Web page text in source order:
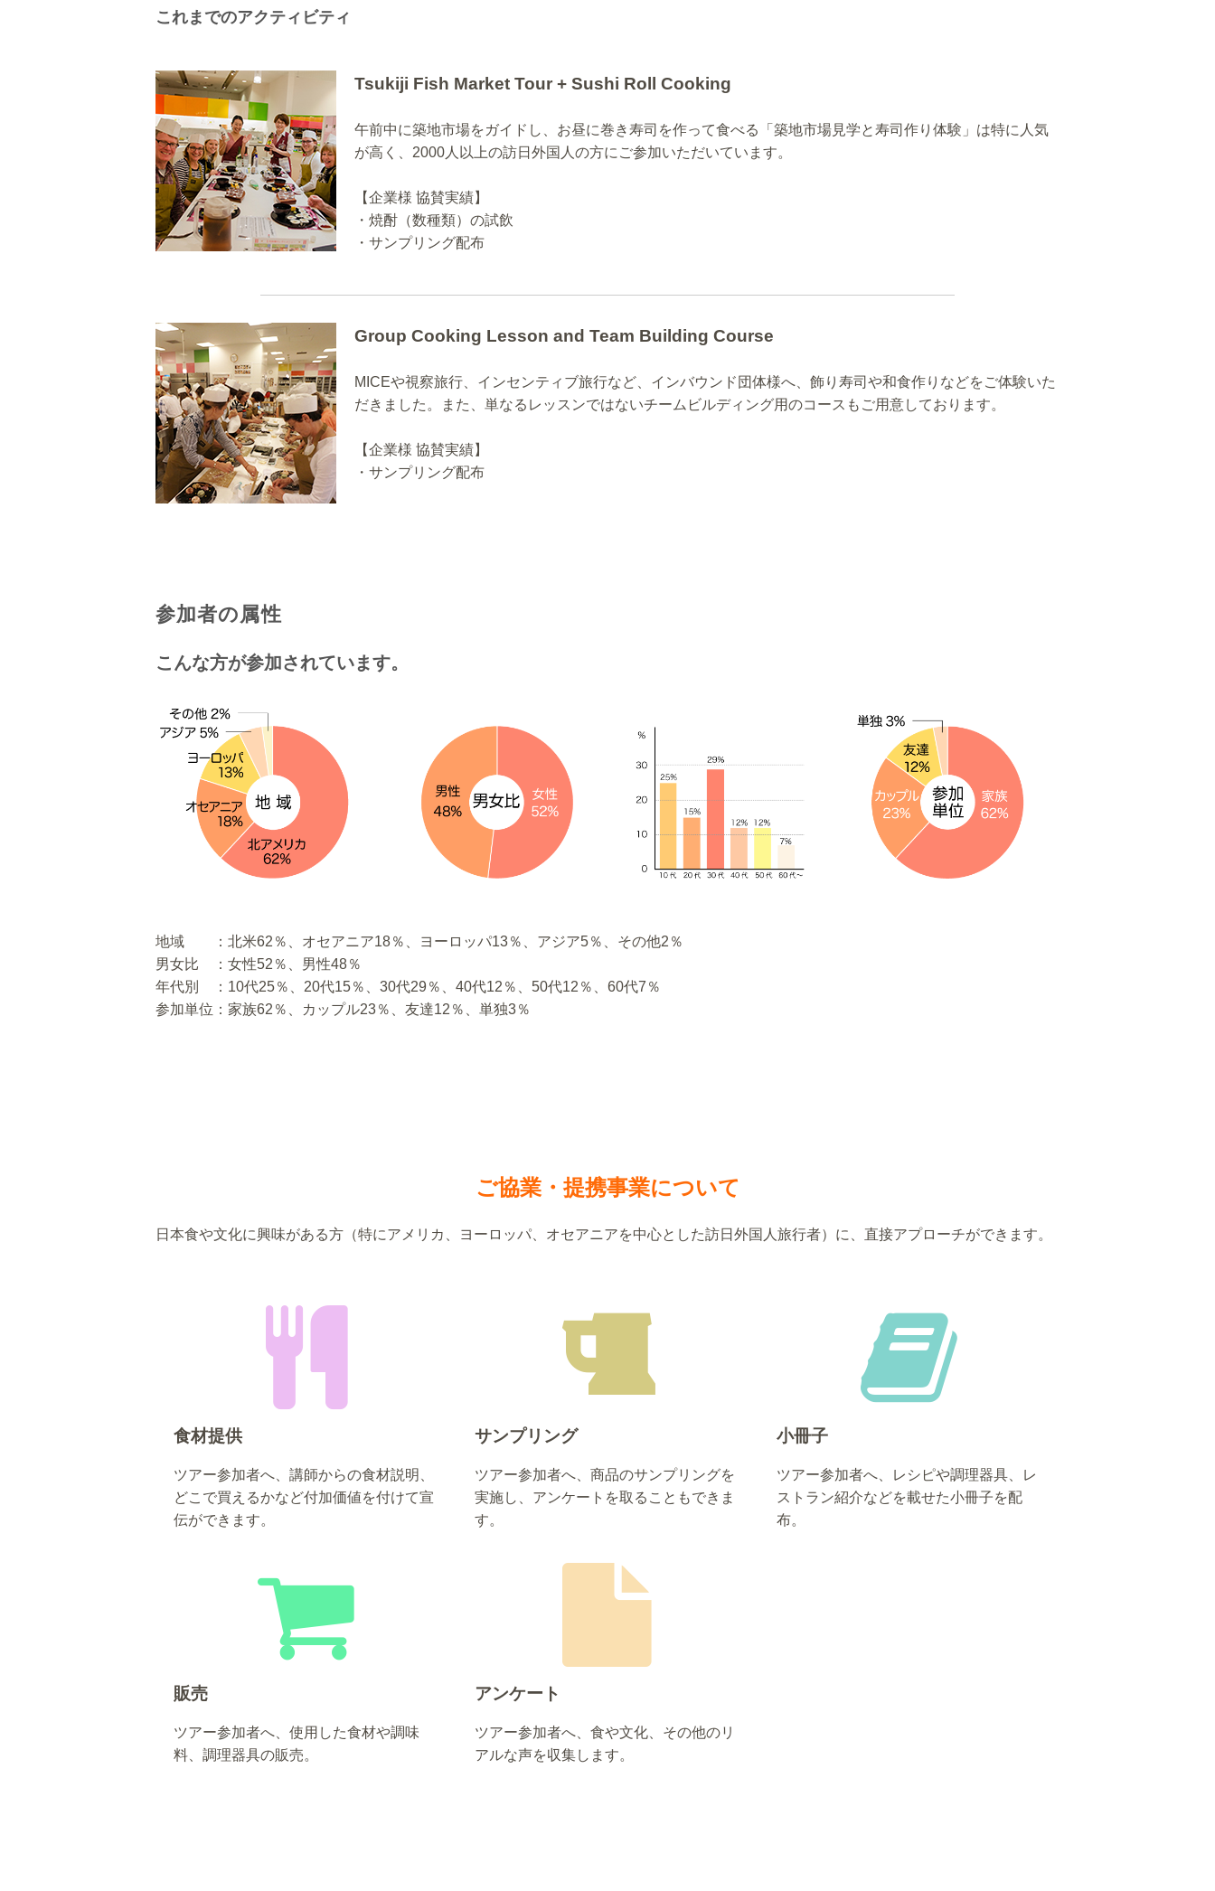
これまでのアクティビティ
Tsukiji Fish Market Tour + Sushi Roll Cooking
午前中に築地市場をガイドし、お昼に巻き寿司を作って食べる「築地市場見学と寿司作り体験」は特に人気
が高く、2000人以上の訪日外国人の方にご参加いただいています。
【企業様 協賛実績】
・焼酎（数種類）の試飲
・サンプリング配布
Group Cooking Lesson and Team Building Course
MICEや視察旅行、インセンティブ旅行など、インバウンド団体様へ、飾り寿司や和食作りなどをご体験いた
だきました。また、単なるレッスンではないチームビルディング用のコースもご用意しております。
【企業様 協賛実績】
・サンプリング配布
参加者の属性
こんな方が参加されています。
地域 ：北米62％、オセアニア18％、ヨーロッパ13％、アジア5％、その他2％
男女比 ：女性52％、男性48％
年代別 ：10代25％、20代15％、30代29％、40代12％、50代12％、60代7％
参加単位：家族62％、カップル23％、友達12％、単独3％
ご協業・提携事業について
日本食や文化に興味がある方（特にアメリカ、ヨーロッパ、オセアニアを中心とした訪日外国人旅行者）に、直接アプローチができます。
食材提供
ツアー参加者へ、講師からの食材説明、
どこで買えるかなど付加価値を付けて宣
伝ができます。
サンプリング
ツアー参加者へ、商品のサンプリングを
実施し、アンケートを取ることもできま
す。
小冊子
ツアー参加者へ、レシピや調理器具、レ
ストラン紹介などを載せた小冊子を配
布。
販売
ツアー参加者へ、使用した食材や調味
料、調理器具の販売。
アンケート
ツアー参加者へ、食や文化、その他のリ
アルな声を収集します。